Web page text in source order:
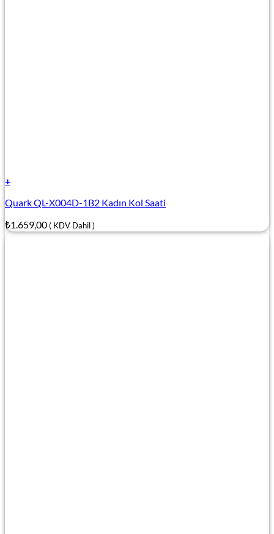
+
Quark QL-X004D-1B2 Kadın Kol Saati
₺1.659,00( KDV Dahil )